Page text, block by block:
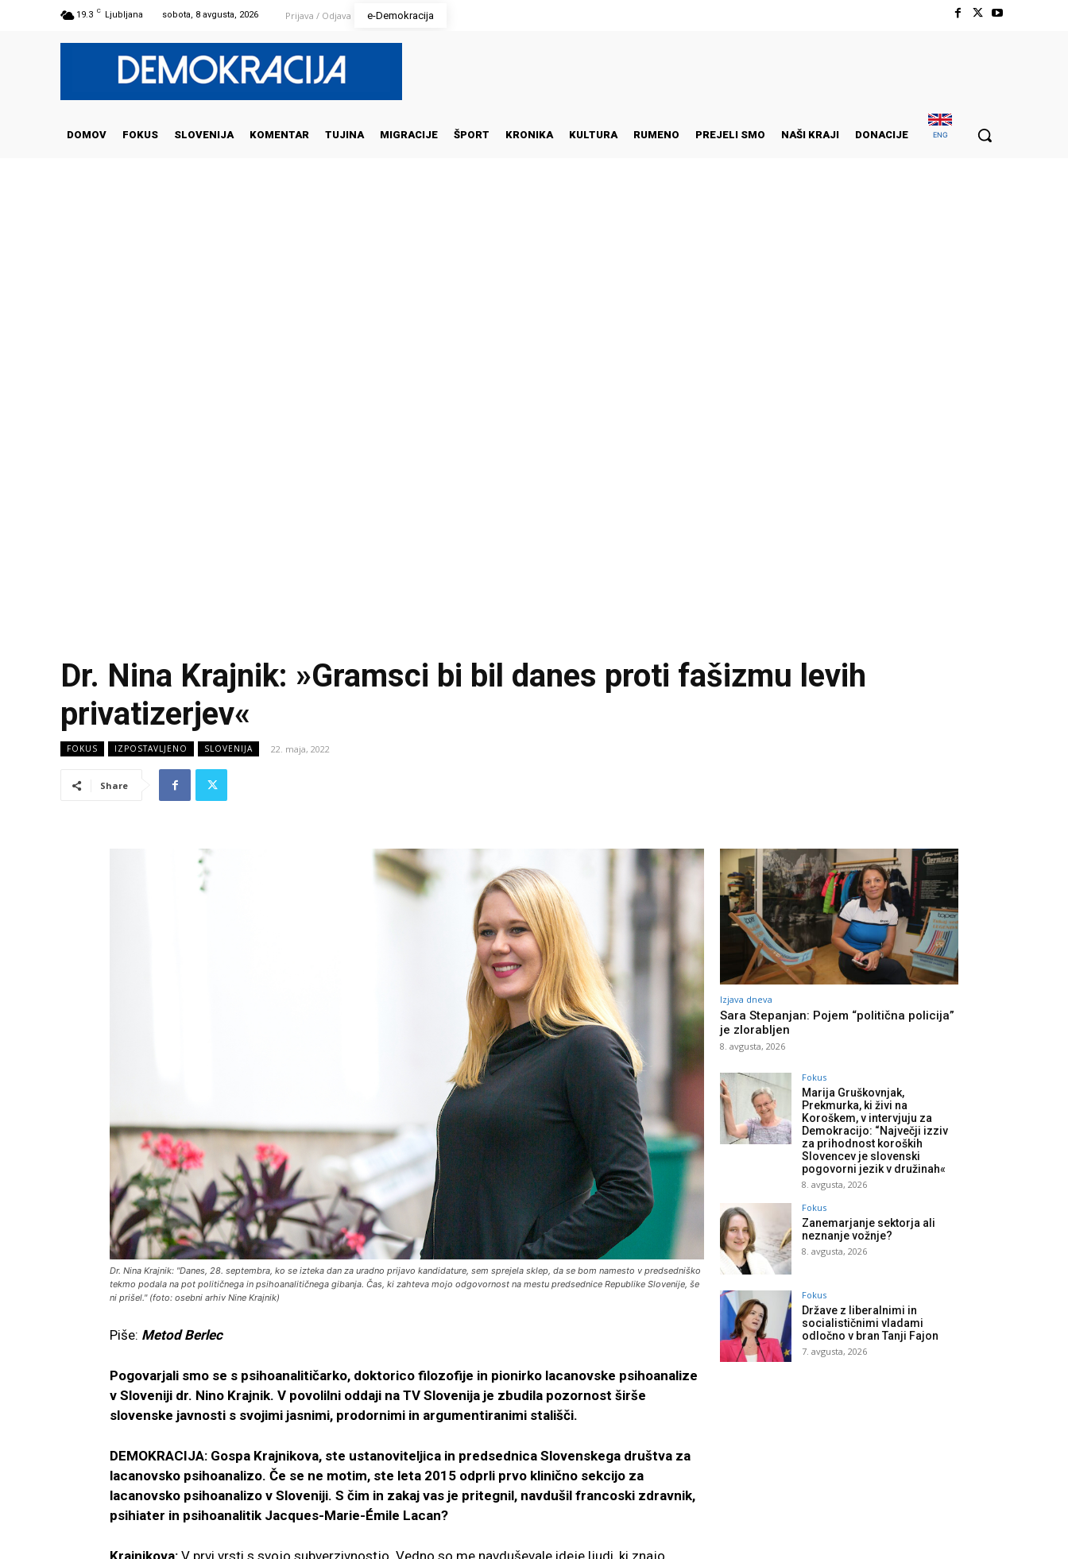
19.3 C Ljubljana sobota, 8 avgusta, 2026 Prijava / Odjava e-Demokracija
DOMOV FOKUS SLOVENIJA KOMENTAR TUJINA MIGRACIJE ŠPORT KRONIKA KULTURA RUMENO PREJELI SMO NAŠI KRAJI DONACIJE ENG
Dr. Nina Krajnik: »Gramsci bi bil danes proti fašizmu levih
privatizerjev«
FOKUS IZPOSTAVLJENO SLOVENIJA 22. maja, 2022
Share
Dr. Nina Krajnik: "Danes, 28. septembra, ko se izteka dan za uradno prijavo kandidature, sem sprejela sklep, da se bom namesto v predsedniško
tekmo podala na pot političnega in psihoanalitičnega gibanja. Čas, ki zahteva mojo odgovornost na mestu predsednice Republike Slovenije, še
ni prišel." (foto: osebni arhiv Nine Krajnik)
Piše: Metod Berlec
Pogovarjali smo se s psihoanalitičarko, doktorico filozofije in pionirko lacanovske psihoanalize
v Sloveniji dr. Nino Krajnik. V povolilni oddaji na TV Slovenija je zbudila pozornost širše
slovenske javnosti s svojimi jasnimi, prodornimi in argumentiranimi stališči.
DEMOKRACIJA: Gospa Krajnikova, ste ustanoviteljica in predsednica Slovenskega društva za
lacanovsko psihoanalizo. Če se ne motim, ste leta 2015 odprli prvo klinično sekcijo za
lacanovsko psihoanalizo v Sloveniji. S čim in zakaj vas je pritegnil, navdušil francoski zdravnik,
psihiater in psihoanalitik Jacques-Marie-Émile Lacan?
Krajnikova: V prvi vrsti s svojo subverzivnostjo. Vedno so me navduševale ideje ljudi, ki znajo
Izjava dneva
Sara Stepanjan: Pojem “politična policija”
je zlorabljen
8. avgusta, 2026
Fokus
Marija Gruškovnjak,
Prekmurka, ki živi na
Koroškem, v intervjuju za
Demokracijo: “Največji izziv
za prihodnost koroških
Slovencev je slovenski
pogovorni jezik v družinah«
8. avgusta, 2026
Fokus
Zanemarjanje sektorja ali
neznanje vožnje?
8. avgusta, 2026
Fokus
Države z liberalnimi in
socialističnimi vladami
odločno v bran Tanji Fajon
7. avgusta, 2026